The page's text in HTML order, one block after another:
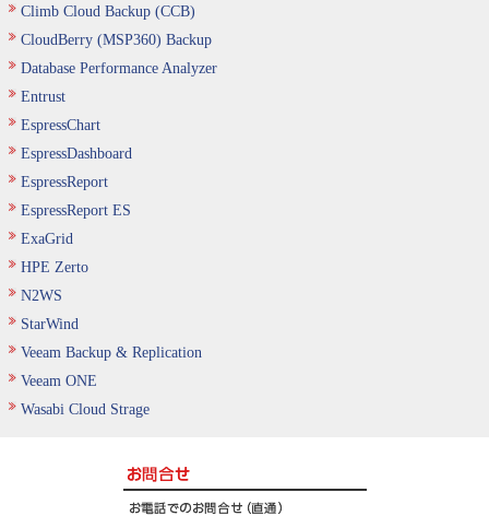
Climb Cloud Backup (CCB)
CloudBerry (MSP360) Backup
Database Performance Analyzer
Entrust
EspressChart
EspressDashboard
EspressReport
EspressReport ES
ExaGrid
HPE Zerto
N2WS
StarWind
Veeam Backup & Replication
Veeam ONE
Wasabi Cloud Strage